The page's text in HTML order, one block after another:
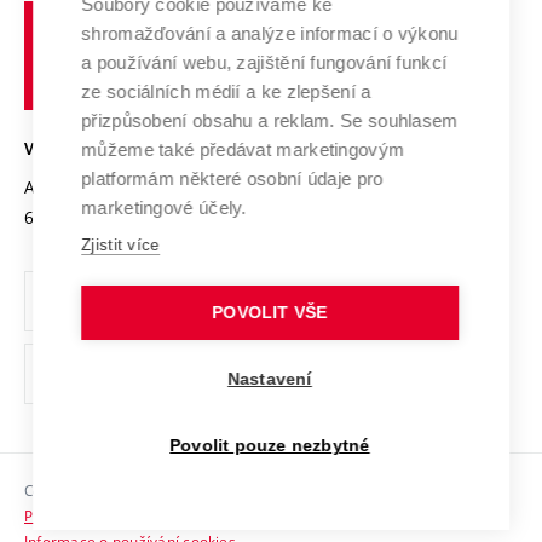
Výzkumné infrastruktury
Transfer znalostí
Open Science
Projekty
Projekty ze strukturálních fondů
Specifický výzkum
Služby univerzity
Mezinárodní dohody
Univerzitní sítě
Udržitelná univerzita
Podnikavá univerzita / ContriBUTe
Bezpečná univerzita
Vyznamenání
Organizační struktura
Ochrana osobních údajů
odkaz)
Sociální bezpečí
HR Award
učení
technické
VYSOKÉ UČENÍ TECHNICKÉ V BRNĚ
Antonínská 548/1
602 00 Brno
www.vut.cz
vut@vutbr.cz
Copyright © 2026 VUT
Prohlášení o přístupnosti
Soubory cookie používáme ke
shromažďování a analýze informací o výkonu
a používání webu, zajištění fungování funkcí
ze sociálních médií a ke zlepšení a
přizpůsobení obsahu a reklam. Se souhlasem
můžeme také předávat marketingovým
platformám některé osobní údaje pro
marketingové účely.
Zjistit více
POVOLIT VŠE
Nastavení
Povolit pouze nezbytné